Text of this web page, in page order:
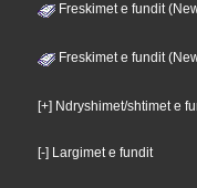
Freskimet e fundit
Freskimet e fundit
[+] Ndryshimet/shtimet e
[-] Largimet e fundit